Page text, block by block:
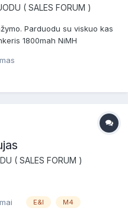
( SALES FORUM )
Parduodu su viskuo kas
1800mah NiMH
Vilnius
( SALES FORUM )
E&l M4